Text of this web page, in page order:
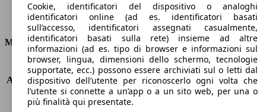
Consumi
Motore e Prestazioni
KW (PS)
316 kW (430 PS)
Accelerazione (0-100 km/h)
4.8s
Velocità massima (km/h)
288 km/h
Numero di marce
8
Cookie, identificatori del dispositivo o analoghi
identificatori online (ad es. identificatori basati
sull’accesso, identificatori assegnati casualmente,
identificatori basati sulla rete) insieme ad altre
informazioni (ad es. tipo di browser e informazioni sul
browser, lingua, dimensioni dello schermo, tecnologie
supportate, ecc.) possono essere archiviati sul o letti dal
dispositivo dell’utente per riconoscerlo ogni volta che
l’utente si connette a un’app o a un sito web, per una o
più finalità qui presentate.